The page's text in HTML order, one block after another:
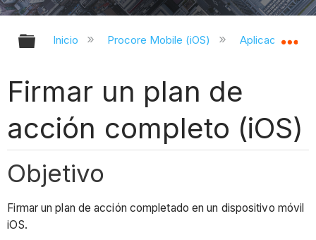
Expandir/contraer jerarquía global
Inicio Procore Mobile (iOS) Aplicación iOS
Firmar un plan de
acción completo (iOS)
Objetivo
Firmar un plan de acción completado en un dispositivo móvil
iOS.